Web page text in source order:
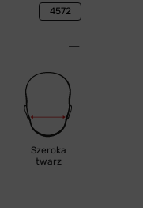
Szeroka
twarz